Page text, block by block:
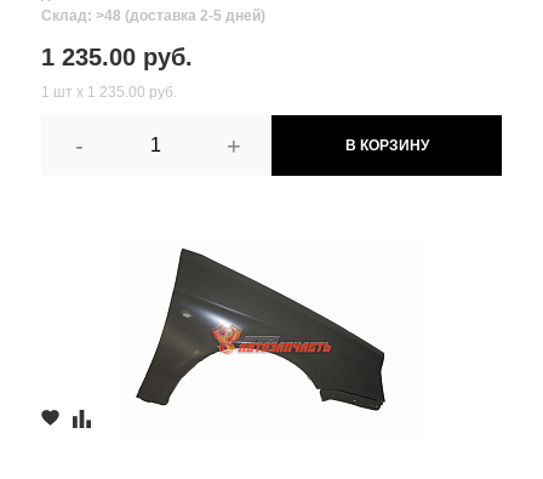
Склад: >48 (доставка 2-5 дней)
1 235.00 руб.
1 шт х 1 235.00 руб.
- + В КОРЗИНУ